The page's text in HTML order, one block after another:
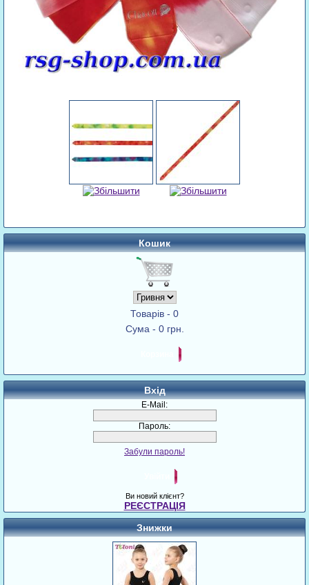
Кошик
Товарів - 0
Сума - 0 грн.
Вхід
E-Mail:
Пароль:
Забули пароль!
Ви новий клієнт?
РЕЄСТРАЦІЯ
Знижки